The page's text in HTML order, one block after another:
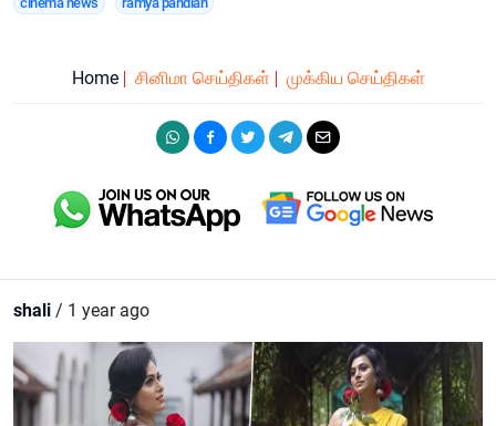
Home சினிமா செய்திகள் முக்கிய செய்திகள்
shali / 1 year ago